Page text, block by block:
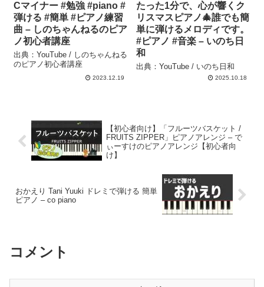
Cマイナー #勉強 #piano #
弾ける #簡単 #ピアノ練習
曲 – しのちゃんねるのピア
ノ初心者講座
出典：YouTube / しのちゃんねる
のピアノ初心者講座
2023.12.19
たった1分で、心が響くク
リスマスピアノ🎄誰でも簡
単に弾けるメロディです。
#ピアノ #音楽 – いのち日
和
出典：YouTube / いのち日和
2025.10.18
【初心者向け】「フルーツバスケット /
FRUITS ZIPPER」ピアノアレンジ – で
ぃーすけのピアノアレンジ【初心者向
け】
おかえり Tani Yuuki ドレミで弾ける 簡単
ピアノ – co piano
コメント